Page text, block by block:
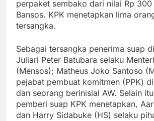
perpaket sembako dari nilai Rp
Bansos. KPK menetapkan lima
tersangka.
Sebagai tersangka penerima suap
Juliari Peter Batubara selaku
(Mensos); Matheus Joko Santoso
pejabat pembuat komitmen (PPK)
dan seorang berinisial AW. Selain
pemberi suap KPK menetapkan,
dan Harry Sidabuke (HS) selaku